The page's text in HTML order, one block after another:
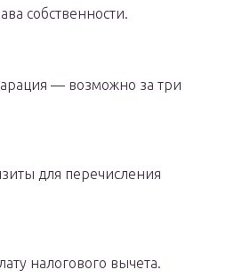
собственности.
— возможно за три
для перечисления
налогового вычета.